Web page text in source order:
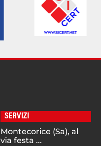
SERVIZI
Montecorice (Sa), al
via festa ...